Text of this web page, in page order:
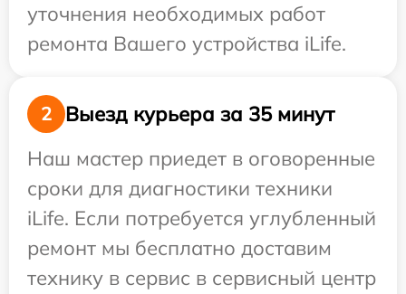
уточнения необходимых работ
ремонта Вашего устройства iLife.
2
Выезд курьера за 35 минут
Наш мастер приедет в оговоренные
сроки для диагностики техники
iLife. Если потребуется углубленный
ремонт мы бесплатно доставим
технику в сервис в сервисный центр